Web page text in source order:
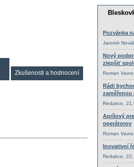
Zkušenosti a hodnocení